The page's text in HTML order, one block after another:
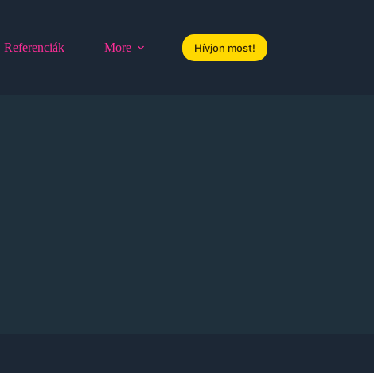
Referenciák More Hívjon most!